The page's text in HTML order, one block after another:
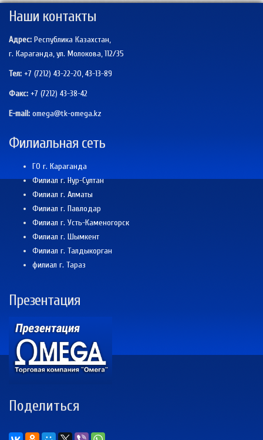
Наши контакты
Адрес: Республика Казахстан,
г. Караганда, ул. Молокова, 112/35
Тел: +7 (7212) 43-22-20, 43-13-89
Факс: +7 (7212) 43-38-42
E-mail: omega@tk-omega.kz
Филиальная сеть
ГО г. Караганда
Филиал г. Нур-Султан
Филиал г. Алматы
Филиал г. Павлодар
Филиал г. Усть-Каменогорск
Филиал г. Шымкент
Филиал г. Талдыкорган
филиал г. Тараз
Презентация
Поделиться